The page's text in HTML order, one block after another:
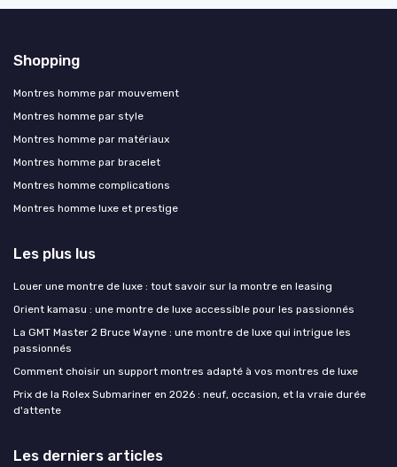
Shopping
Montres homme par mouvement
Montres homme par style
Montres homme par matériaux
Montres homme par bracelet
Montres homme complications
Montres homme luxe et prestige
Les plus lus
Louer une montre de luxe : tout savoir sur la montre en leasing
Orient kamasu : une montre de luxe accessible pour les passionnés
La GMT Master 2 Bruce Wayne : une montre de luxe qui intrigue les
passionnés
Comment choisir un support montres adapté à vos montres de luxe
Prix de la Rolex Submariner en 2026 : neuf, occasion, et la vraie durée
d'attente
Les derniers articles